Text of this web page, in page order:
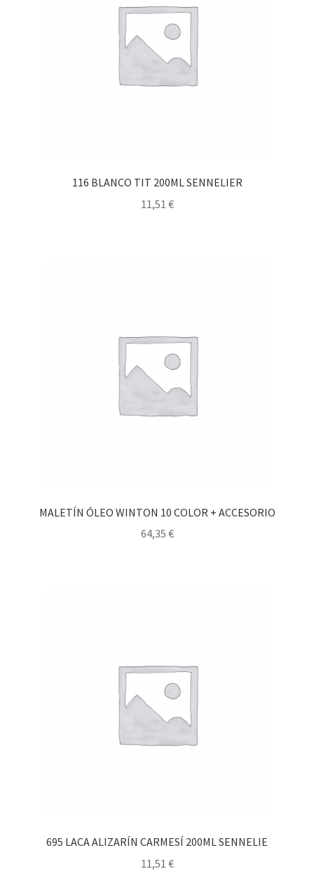
116 BLANCO TIT 200ML SENNELIER
11,51 €
MALETÍN ÓLEO WINTON 10 COLOR + ACCESORIO
64,35 €
695 LACA ALIZARÍN CARMESÍ 200ML SENNELIE
11,51 €